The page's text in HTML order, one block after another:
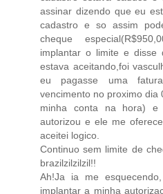
assinar dizendo que eu
cadastro e so assim
cheque
implantar o limite e disse
estava aceitando,foi
eu pagasse uma
vencimento no proximo dia
minha conta na hora) e
autorizou e ele me
aceitei logico.
Continuo sem limite de
brazilzilzilzil!!
Ah!Ja ia me
implantar a minha